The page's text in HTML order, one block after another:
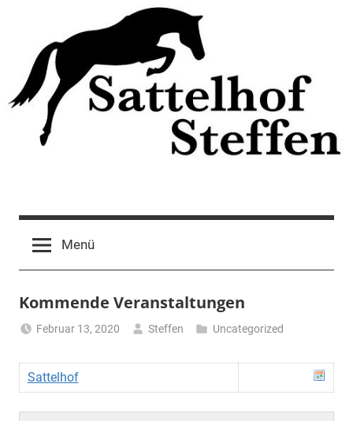
springen
Menü
Kommende Veranstaltungen
Februar 13, 2020 Steffen Uncategorized
Sattelhof